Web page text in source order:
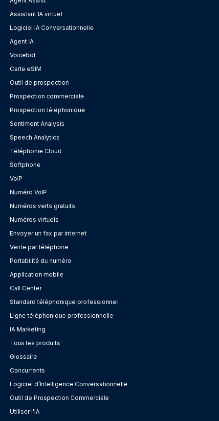
Assistant IA virtuel
Logiciel IA Conversationnelle
Agent IA
Voicebot
Carte eSIM
Outil de prospection
Prospection commerciale
Prospection téléphonique
Sentiment Analysis
Speech Analytics
Téléphonie Cloud
Softphone
VoIP
Numéro VoIP
Numéros verts gratuits
Numéros virtuels
Envoyer un fax par internet
Vente par téléphone
Portabilité du numéro
Application mobile
Call Center
Standard téléphonique professionnel
Ligne téléphonique professionnelle
IA Marketing
Tous les produits
Glossaire
Concurrents
Logiciel d’Intelligence Conversationnelle
Outil de Prospection Commerciale
Utiliser l'IA